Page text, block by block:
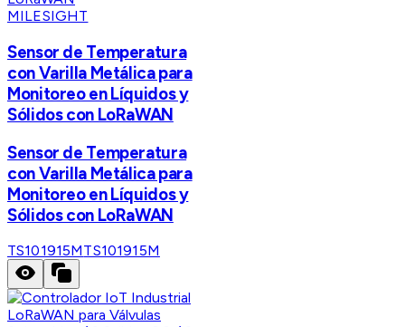
MILESIGHT
Sensor de Temperatura
con Varilla Metálica para
Monitoreo en Líquidos y
Sólidos con LoRaWAN
Sensor de Temperatura
con Varilla Metálica para
Monitoreo en Líquidos y
Sólidos con LoRaWAN
TS101915MTS101915M